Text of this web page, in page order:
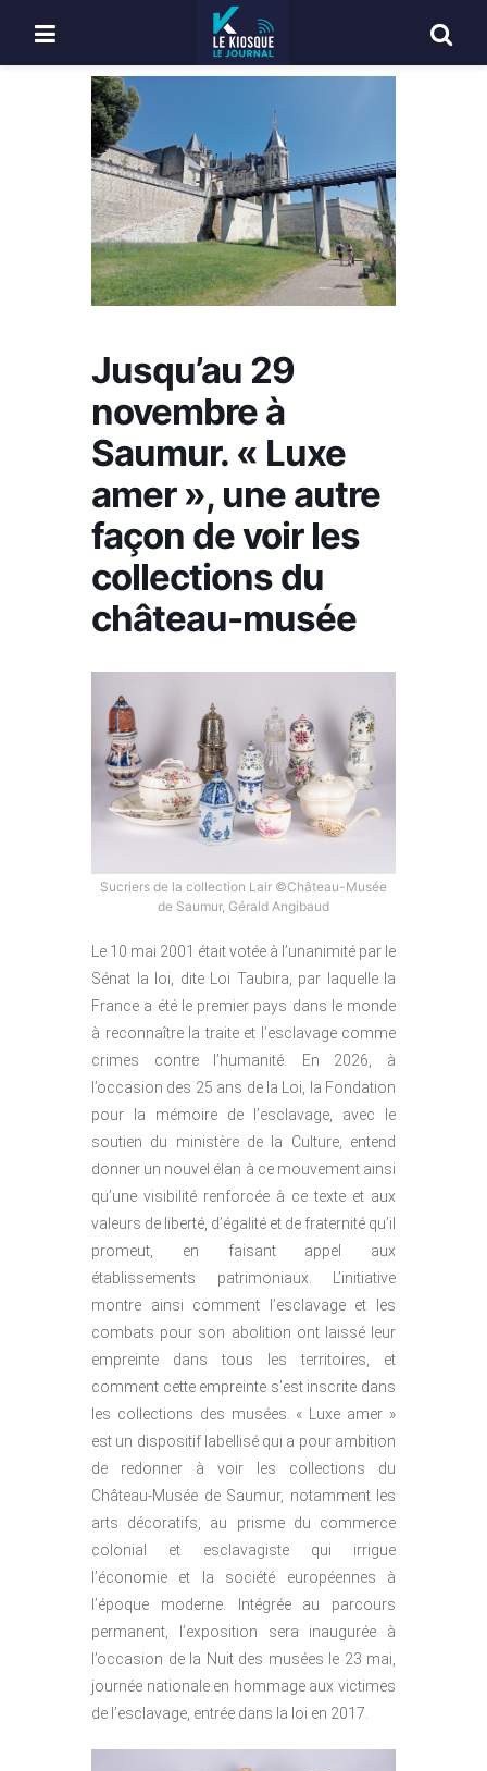
Jusqu’au 29
novembre à
Saumur. « Luxe
amer », une autre
façon de voir les
collections du
château-musée
Sucriers de la collection Lair ©Château-Musée
de Saumur, Gérald Angibaud
Le 10 mai 2001 était votée à l’unanimité par le
Sénat la loi, dite Loi Taubira, par laquelle la
France a été le premier pays dans le monde
à reconnaître la traite et l’esclavage comme
crimes contre l’humanité. En 2026, à
l’occasion des 25 ans de la Loi, la Fondation
pour la mémoire de l’esclavage, avec le
soutien du ministère de la Culture, entend
donner un nouvel élan à ce mouvement ainsi
qu’une visibilité renforcée à ce texte et aux
valeurs de liberté, d’égalité et de fraternité qu’il
promeut, en faisant appel aux
établissements patrimoniaux. L’initiative
montre ainsi comment l’esclavage et les
combats pour son abolition ont laissé leur
empreinte dans tous les territoires, et
comment cette empreinte s’est inscrite dans
les collections des musées. « Luxe amer »
est un dispositif labellisé qui a pour ambition
de redonner à voir les collections du
Château-Musée de Saumur, notamment les
arts décoratifs, au prisme du commerce
colonial et esclavagiste qui irrigue
l’économie et la société européennes à
l’époque moderne. Intégrée au parcours
permanent, l’exposition sera inaugurée à
l’occasion de la Nuit des musées le 23 mai,
journée nationale en hommage aux victimes
de l’esclavage, entrée dans la loi en 2017.